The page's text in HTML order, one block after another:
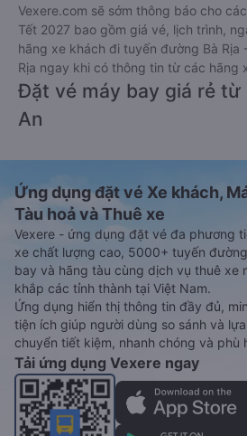
Vexere.com sẽ sớm thông báo cho
Tết 2027 bao gồm giá vé, lịch trình,
hãng xe khách đi tuyến đường Bà Rịa
Rịa ngay khi có thông tin từ các hãng
Đặt vé máy bay giá rẻ từ
An
Ứng dụng đặt vé Xe khách,
Tàu hoả và Thuê xe
Vexere - ứng dụng đặt vé đa phương
xe chất lượng cao, 5000+ tuyến
bay và hãng tàu cùng dịch vụ thuê xe
khắp các tỉnh thành tại Việt Nam.
Ứng dụng hiển thị thông tin đầy đủ,
tiện ích giúp người dùng so sánh và
chuyển tiết kiệm, nhanh chóng và phù
Tải ứng dụng Vexere ngay